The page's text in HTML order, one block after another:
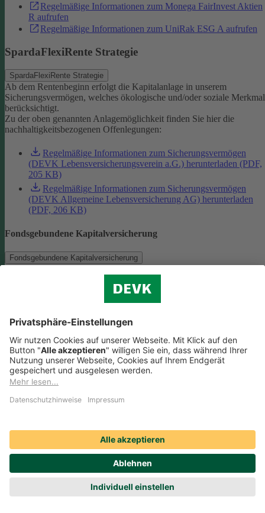
Regelmäßige Informationen zum Monega FairInvest Aktien
R aufrufen
Regelmäßige Informationen zum UniRak ESG A aufrufen
SpardaFlexiRente Strategie
SpardaFlexiRente Strategie
Ab dem Rentenbeginn erfolgt die Kapitalanlage in unserem
Sicherungsvermögen, welches ökologische und/oder soziale
berücksichtigt.
Zu der oben genannten Anlagemöglichkeit finden Sie hier die
nachhaltigkeitsbezogenen Offenlegungen:
Regelmäßige Informationen zum Sicherungsvermögen
(DEVK Lebensversicherungsverein a.G.) herunterladen (PDF,
205 KB)
Regelmäßige Informationen zum Sicherungsvermögen
(DEVK Allgemeine Lebensversicherung AG) herunterladen
(PDF, 206 KB)
Fondsgebundene Kapitalversicherung
Fondsgebundene Kapitalversicherung
Als Anlagemöglichkeit mit ökologischen und/oder sozialen
Zu der oben genannten Anlagemöglichkeit finden Sie hier die
nachhaltigkeitsbezogenen Offenlegungen:
Regelmäßige Informationen zum Monega FairInvest Aktien
R aufrufen
Weitere Rentenversicherungen (nicht fondsgebunden)
ökologische und/oder soziale Merkmale berücksichtigt.Zu der oben
genannten Anlagemöglichkeit finden Sie hier die
nachhaltigkeitsbezogenen Offenlegungen:
Regelmäßige Informationen zum Sicherungsvermögen
(DEVK Lebensversicherungsverein a.G.) herunterladen (PDF,
205 KB)